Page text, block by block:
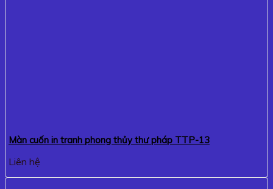
Màn cuốn in tranh phong thủy thư pháp TTP-13
Liên hệ